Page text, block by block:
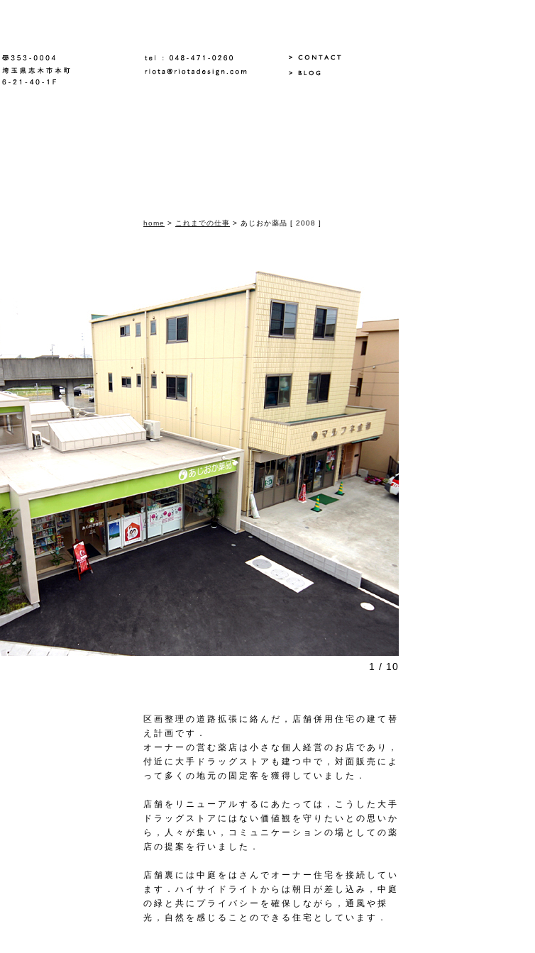
home > これまでの仕事 > あじおか薬品 [ 2008 ]
1 / 10
区画整理の道路拡張に絡んだ，店舗併用住宅の建て替
え計画です．
オーナーの営む薬店は小さな個人経営のお店であり，
付近に大手ドラッグストアも建つ中で，対面販売によ
って多くの地元の固定客を獲得していました．
店舗をリニューアルするにあたっては，こうした大手
ドラッグストアにはない価値観を守りたいとの思いか
ら，人々が集い，コミュニケーションの場としての薬
店の提案を行いました．
店舗裏には中庭をはさんでオーナー住宅を接続してい
ます．ハイサイドライトからは朝日が差し込み，中庭
の緑と共にプライバシーを確保しながら，通風や採
光，自然を感じることのできる住宅としています．